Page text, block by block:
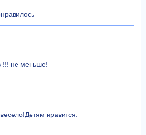
!!! не меньше!
нравится.